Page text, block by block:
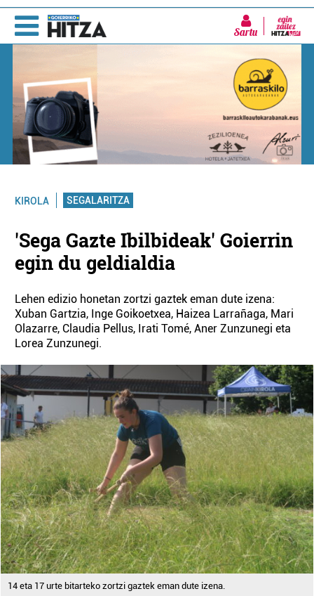
Sartu
KIROLA SEGALARITZA
'Sega Gazte Ibilbideak' Goierrin
egin du geldialdia
Lehen edizio honetan zortzi gaztek eman dute izena:
Xuban Gartzia, Inge Goikoetxea, Haizea Larrañaga, Mari
Olazarre, Claudia Pellus, Irati Tomé, Aner Zunzunegi eta
Lorea Zunzunegi.
14 eta 17 urte bitarteko zortzi gaztek eman dute izena.